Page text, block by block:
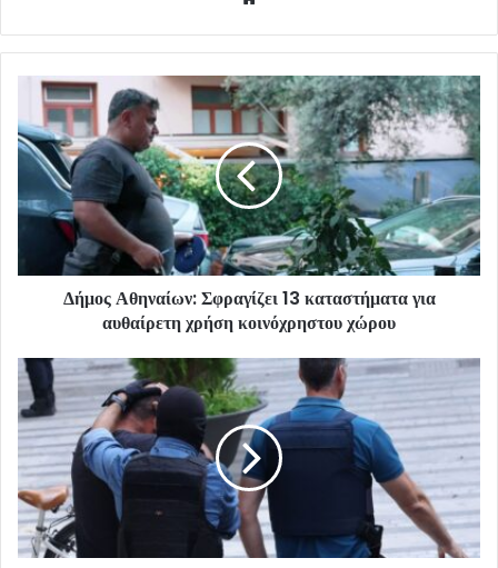
Δήμος Αθηναίων: Σφραγίζει 13 καταστήματα για
αυθαίρετη χρήση κοινόχρηστου χώρου